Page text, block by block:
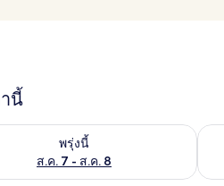
นี้
พรุ่งนี้
ส.ค. 7 - ส.ค. 8
จำนวนห้องพักว่างในพรุ่งนี้ ส.ค. 7 -
ตร